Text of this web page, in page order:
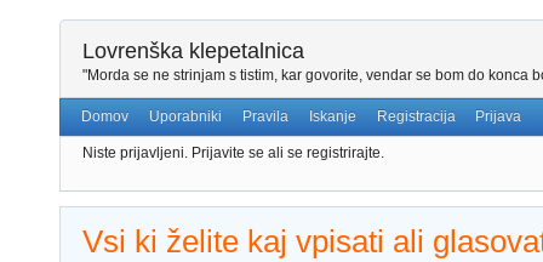
Lovrenška klepetalnica
"Morda se ne strinjam s tistim, kar govorite, vendar se bom do konca
Domov Uporabniki Pravila Iskanje Registracija Prijava
Niste prijavljeni. Prijavite se ali se registrirajte.
Vsi ki želite kaj vpisati ali